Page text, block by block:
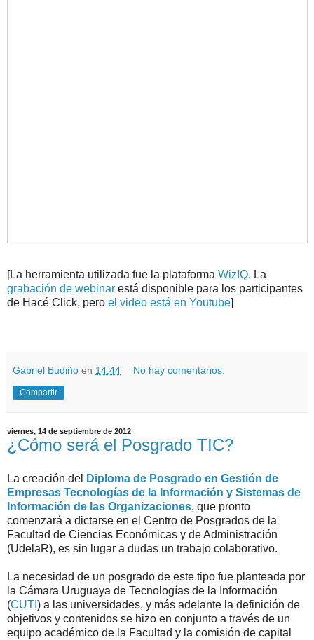
[La herramienta utilizada fue la plataforma WizIQ. La
grabación de webinar está disponible para los participantes
de Hacé Click, pero el video está en Youtube]
Gabriel Budiño en 14:44 No hay comentarios:
Compartir
viernes, 14 de septiembre de 2012
¿Cómo será el Posgrado TIC?
La creación del
Diploma de Posgrado en Gestión de
Empresas Tecnologías de la Información y Sistemas de
Información de las Organizaciones, que pronto
comenzará a dictarse en el Centro de Posgrados de la
Facultad de Ciencias Económicas y de Administración
(UdelaR), es sin lugar a dudas un trabajo colaborativo.
La necesidad de un posgrado de este tipo fue planteada por
la Cámara Uruguaya de Tecnologías de la Información
(CUTI ) a las universidades, y más adelante la definición de
objetivos y contenidos se hizo en conjunto a través de un
equipo académico de la Facultad y la comisión de capital